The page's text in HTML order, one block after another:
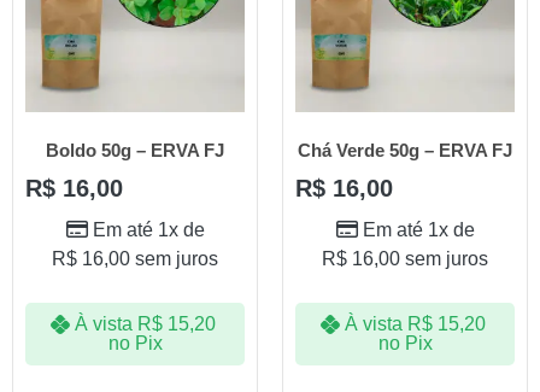
Boldo 50g – ERVA FJ
R$ 16,00
Em até 1x de
R$ 16,00 sem juros
À vista R$15,20
no Pix
Chá Verde 50g – ERVA FJ
R$ 16,00
Em até 1x de
R$ 16,00 sem juros
À vista R$15,20
no Pix